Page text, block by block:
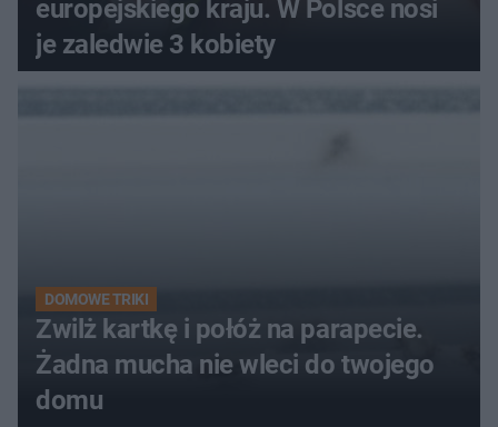
europejskiego kraju. W Polsce nosi
je zaledwie 3 kobiety
DOMOWE TRIKI
Zwilż kartkę i połóż na parapecie.
Żadna mucha nie wleci do twojego
domu